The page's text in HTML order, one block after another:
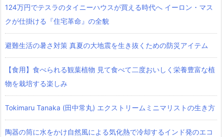
124万円でテスラのタイニーハウスが買える時代へ イーロン・マス
クが仕掛ける『住宅革命』の全貌
避難生活の暑さ対策 真夏の大地震を生き抜くための防災アイテム
【食用】食べられる観葉植物 見て食べて二度おいしく栄養豊富な植
物を栽培する楽しみ
Tokimaru Tanaka (田中常丸) エクストリームミニマリストの生き方
陶器の筒に水をかけ自然風による気化熱で冷却するインド発のエコ